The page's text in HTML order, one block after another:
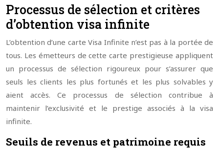
Processus de sélection et critères
d’obtention visa infinite
L’obtention d’une carte Visa Infinite n’est pas à la portée de
tous. Les émetteurs de cette carte prestigieuse appliquent
un processus de sélection rigoureux pour s’assurer que
seuls les clients les plus fortunés et les plus solvables y
aient accès. Ce processus de sélection contribue à
maintenir l’exclusivité et le prestige associés à la visa
infinite.
Seuils de revenus et patrimoine requis